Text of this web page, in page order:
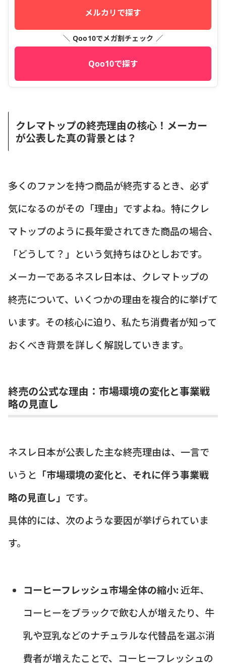
メルカリで探す
＼ Qoo10でメガ割チェック ／
Qoo10で探す
クレマトップの終売理由の核心！メーカー
が公表した真の背景とは？
多くのファンを持つ商品が終売するとき、必ず
気になるのがその「理由」ですよね。特にクレ
マトップのように長年愛されてきた商品の場合、
「どうして？」という気持ちはひとしおです。
メーカーであるネスレ日本は、クレマトップの
終売について、いくつかの理由を複合的に挙げて
います。その核心に迫り、私たち消費者が知って
おくべき背景を詳しく解説していきます。
終売の公式な理由：市場環境の変化と事業戦
略の見直し
ネスレ日本が公表した主な終売理由は、一言で
いうと 「市場環境の変化と、それに伴う事業戦
略の見直し」 です。
具体的には、次のような要因が挙げられていま
す。
コーヒーフレッシュ市場全体の縮小:近年、
コーヒーをブラックで飲む人が増えたり、牛
乳や豆乳などのナチュラルな代替品を選ぶ消
費者が増えたことで、コーヒーフレッシュの